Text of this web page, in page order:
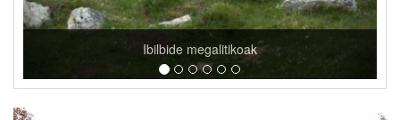
Goizuetako etxeak